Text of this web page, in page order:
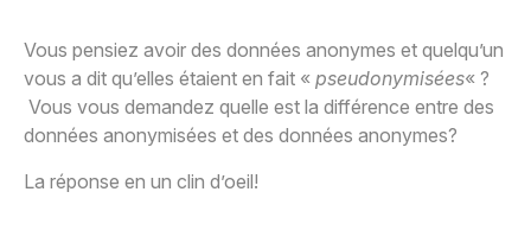
Vous pensiez avoir des données anonymes et quelqu’un
vous a dit qu’elles étaient en fait « pseudonymisées« ?
Vous vous demandez quelle est la différence entre des
données anonymisées et des données anonymes?
La réponse en un clin d’oeil!